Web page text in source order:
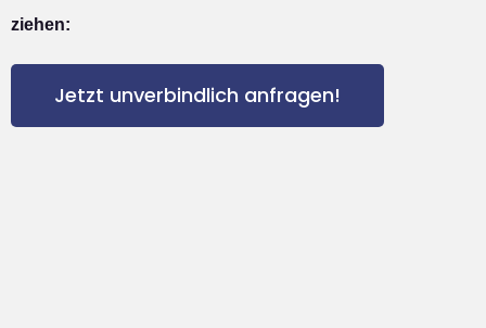
ziehen:
Jetzt unverbindlich anfragen!